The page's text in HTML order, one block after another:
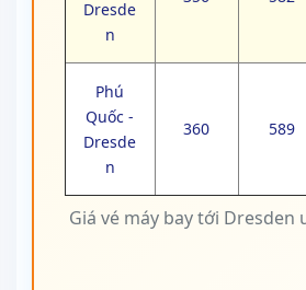
Giá vé máy bay tới Dresden
Dresde
n
Phú
Quốc -
Dresde
n
360 589